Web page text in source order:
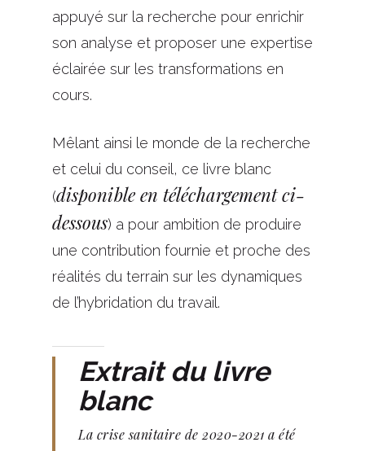
appuyé sur la recherche pour enrichir
son analyse et proposer une expertise
éclairée sur les transformations en
cours.
Mêlant ainsi le monde de la recherche
et celui du conseil, ce livre blanc
(disponible en téléchargement ci-
dessous) a pour ambition de produire
une contribution fournie et proche des
réalités du terrain sur les dynamiques
de l’hybridation du travail.
Extrait du livre
blanc
La crise sanitaire de 2020-2021 a été